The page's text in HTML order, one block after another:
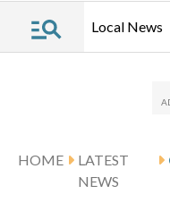
Local News
HOME
LATEST
NEWS